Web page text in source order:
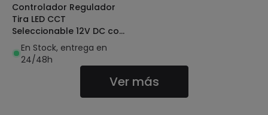
Controlador Regulador
Tira LED CCT
Seleccionable 12V DC con
Mando IR
En Stock, entrega en
24/48h
Ver más